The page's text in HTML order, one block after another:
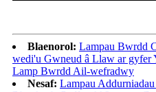
Blaenorol: Lampau Bwrdd
wedi'u Gwneud â Llaw ar gyfer
Lamp Bwrdd Ail-wefradwy
Nesaf: Lampau